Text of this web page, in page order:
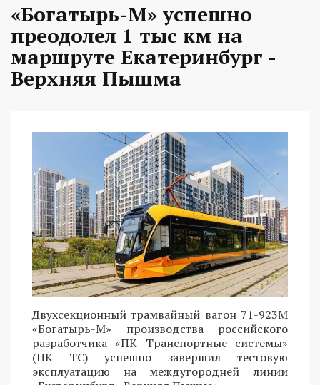
«Богатырь-М» успешно
преодолел 1 тыс км на
маршруте Екатеринбург -
Верхняя Пышма
Двухсекционный трамвайный вагон 71-923М
«Богатырь-М» производства российского
разработчика «ПК Транспортные системы»
(ПК ТС) успешно завершил тестовую
эксплуатацию на междугородней линии